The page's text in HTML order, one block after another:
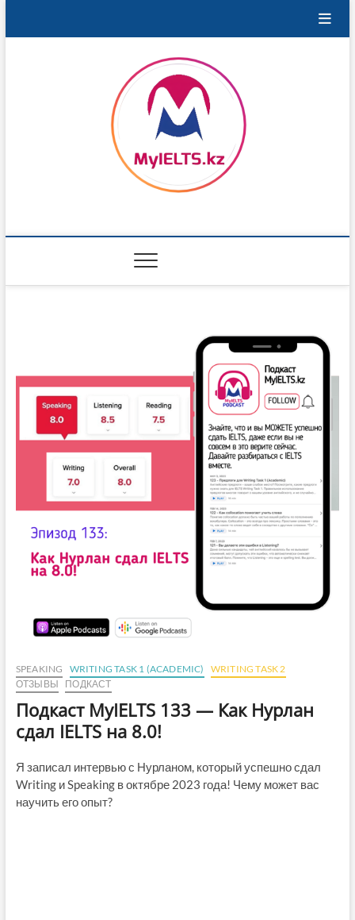
MyIELTS.kz
SPEAKING WRITING TASK 1 (ACADEMIC)
WRITING TASK 2
ОТЗЫВЫ
ПОДКАСТ
Подкаст MyIELTS 133 — Как Нурлан
сдал IELTS на 8.0!
Я записал интервью с Нурланом, который успешно сдал
Writing и Speaking в октябре 2023 года! Чему может вас
научить его опыт?